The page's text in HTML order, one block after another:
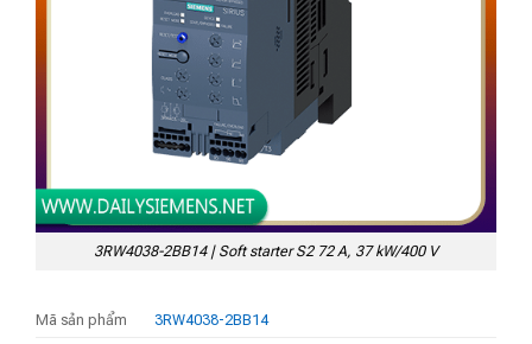
3RW4038-2BB14 | Soft starter S2 72 A, 37 kW/400 V
Mã sản phẩm 3RW4038-2BB14